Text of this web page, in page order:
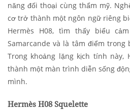
năng đối thoại cùng thẩm mỹ.
cơ trở thành một ngôn ngữ riêng
Hermès H08, tìm thấy biểu
Samarcande và là tâm điểm trong
Trong khoảng lặng kịch tính này,
thành một màn trình diễn sống
mình.
Hermès H08 Squelette